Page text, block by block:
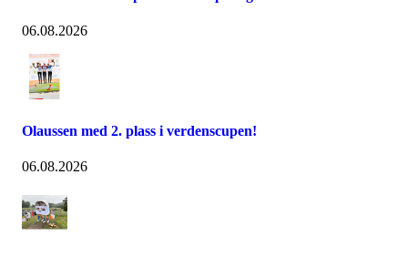
06.08.2026
Olaussen med 2. plass i verdenscupen!
06.08.2026